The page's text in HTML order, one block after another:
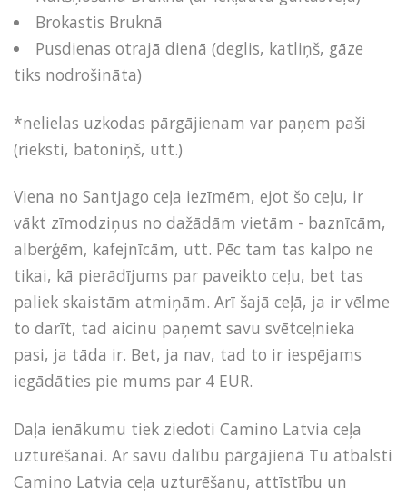
Brokastis Bruknā
Pusdienas otrajā dienā (deglis, katliņš, gāze
tiks nodrošināta)
*nelielas uzkodas pārgājienam var paņem paši
(rieksti, batoniņš, utt.)
Viena no Santjago ceļa iezīmēm, ejot šo ceļu, ir
vākt zīmodziņus no dažādām vietām - baznīcām,
alberģēm, kafejnīcām, utt. Pēc tam tas kalpo ne
tikai, kā pierādījums par paveikto ceļu, bet tas
paliek skaistām atmiņām. Arī šajā ceļā, ja ir vēlme
to darīt, tad aicinu paņemt savu svētceļnieka
pasi, ja tāda ir. Bet, ja nav, tad to ir iespējams
iegādāties pie mums par 4 EUR.
Daļa ienākumu tiek ziedoti Camino Latvia ceļa
uzturēšanai. Ar savu dalību pārgājienā Tu atbalsti
Camino Latvia ceļa uzturēšanu, attīstību un